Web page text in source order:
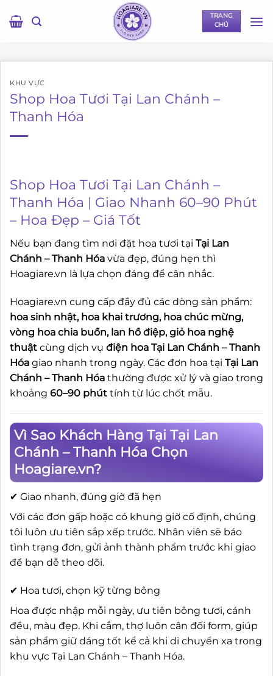
qua
TRANG
CHỦ
KHU VỰC
Shop Hoa Tươi Tại Lan Chánh –
Thanh Hóa
Shop Hoa Tươi Tại Lan Chánh –
Thanh Hóa | Giao Nhanh 60–90 Phút
– Hoa Đẹp – Giá Tốt
Nếu bạn đang tìm nơi đặt hoa tươi tại Tại Lan
Chánh – Thanh Hóa vừa đẹp, đúng hẹn thì
Hoagiare.vn là lựa chọn đáng để cân nhắc.
Hoagiare.vn cung cấp đầy đủ các dòng sản phẩm:
hoa sinh nhật, hoa khai trương, hoa chúc mừng,
vòng hoa chia buồn, lan hồ điệp, giỏ hoa nghệ
thuật cùng dịch vụ điện hoa Tại Lan Chánh – Thanh
Hóa giao nhanh trong ngày. Các đơn hoa tại Tại Lan
Chánh – Thanh Hóa thường được xử lý và giao trong
khoảng 60–90 phút tính từ lúc chốt mẫu.
Vì Sao Khách Hàng Tại Tại Lan
Chánh – Thanh Hóa Chọn
Hoagiare.vn?
✔ Giao nhanh, đúng giờ đã hẹn
Với các đơn gấp hoặc có khung giờ cố định, chúng
tôi luôn ưu tiên sắp xếp trước. Nhân viên sẽ báo
tình trạng đơn, gửi ảnh thành phẩm trước khi giao
để bạn dễ theo dõi.
✔ Hoa tươi, chọn kỹ từng bông
Hoa được nhập mỗi ngày, ưu tiên bông tươi, cánh
đều, màu đẹp. Khi cắm, thợ luôn cân đối form, giúp
sản phẩm giữ dáng tốt kể cả khi di chuyển xa trong
khu vực Tại Lan Chánh – Thanh Hóa.